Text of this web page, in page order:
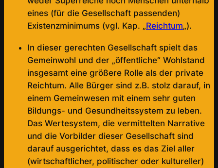
eines (für die Gesellschaft passenden)
Existenzminimums (vgl. Kap. „Reichtum„).
In dieser gerechten Gesellschaft spielt das
Gemeinwohl und der „öffentliche“ Wohlstand
insgesamt eine größere Rolle als der private
Reichtum. Alle Bürger sind z.B. stolz darauf, in
einem Gemeinwesen mit einem sehr guten
Bildungs- und Gesundheitssystem zu leben.
Das Wertesystem, die vermittelten Narrative
und die Vorbilder dieser Gesellschaft sind
darauf ausgerichtet, dass es das Ziel aller
(wirtschaftlicher, politischer oder kultureller)